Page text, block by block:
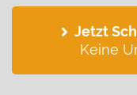
Jetzt
Keine